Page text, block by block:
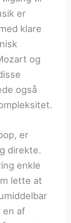
er
klare
og
også
er
direkte.
enkle
lette at
en af